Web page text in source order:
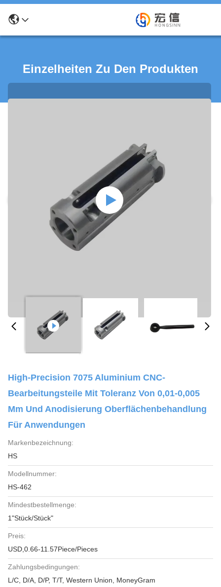
Einzelheiten Zu Den Produkten
High-Precision 7075 Aluminium CNC-
Bearbeitungsteile Mit Toleranz Von 0,01-0,005
Mm Und Anodisierung Oberflächenbehandlung
Für Anwendungen
Markenbezeichnung:
HS
Modellnummer:
HS-462
Mindestbestellmenge:
1"Stück/Stück"
Preis:
USD,0.66-11.57Piece/Pieces
Zahlungsbedingungen:
L/C, D/A, D/P, T/T, Western Union, MoneyGram